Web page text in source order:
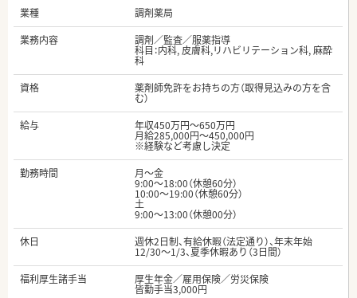
業種
調剤薬局
業務内容
調剤／監査／服薬指導
科目：内科, 皮膚科,リハビリテーション科, 麻酔
科
資格
薬剤師免許をお持ちの方（取得見込みの方を含
む）
給与
年収450万円～650万円
月給285,000円～450,000円
※経験など考慮し決定
勤務時間
月～金
9:00～18:00（休憩60分）
10:00～19:00（休憩60分）
土
9:00～13:00（休憩00分）
休日
週休2日制、有給休暇（法定通り）、年末年始
12/30～1/3、夏季休暇あり（3日間）
福利厚生諸手当
厚生年金／雇用保険／労災保険
皆勤手当3,000円